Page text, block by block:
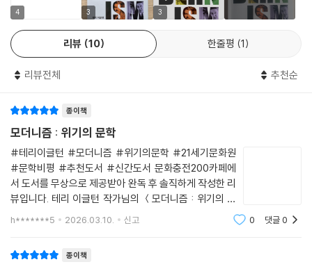
는 추상적인 단어들이 내 입안에서 썩은 버섯처럼 부서져 버렸다. _휴고
--- p.115
프루스트의 방대한 소설은 단순한 내적 공간의 모험이 아니라 프랑스 상류
--- p.125
심미적 산물은 그 쓸모없음 자체 속에서도 유토피아의 단서를 암시한다.
“유용한 것은 추하다”고 테오필 고티에는 항변한다. 예술은 효용의 적이
다.
--- p.159
많은 모더니즘 작가들이 시대의 황폐함을 비판하지만, 그 배후에 있는 물
--- p.229
4 3 3
리뷰 10 한줄평 1
리뷰전체 추천순
종이책
모더니즘 : 위기의 문학
#테리이글턴 #모더니즘 #위기의문학 #21세기문화원
#문학비평 #추천도서 #신간도서 문화충전200카페에
서 도서를 무상으로 제공받아 완독 후 솔직하게 작성한 리
뷰입니다. 테리 이글턴 작가님의 ＜모더니즘 : 위기의 문
학＞은 20세기 문학을 이해하기 위한 핵심 개념인 ‘모더
h*******5 2026.03.10. 신고 0 댓글0
종이책